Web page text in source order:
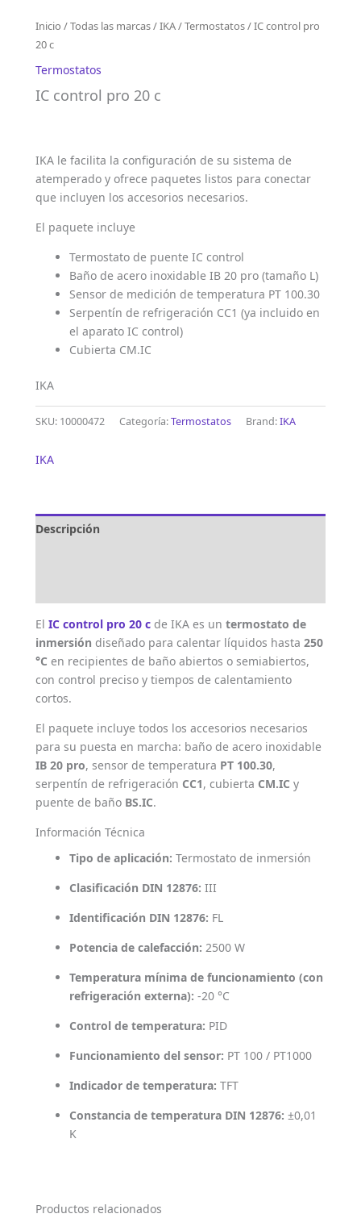
Inicio /Todas las marcas/IKA/Termostatos/ IC control pro
20 c
Termostatos
IC control pro 20 c
IKA le facilita la configuración de su sistema de
atemperado y ofrece paquetes listos para conectar
que incluyen los accesorios necesarios.
El paquete incluye
Termostato de puente IC control
Baño de acero inoxidable IB 20 pro (tamaño L)
Sensor de medición de temperatura PT 100.30
Serpentín de refrigeración CC1 (ya incluido en
el aparato IC control)
Cubierta CM.IC
IKA
SKU: 10000472 Categoría:Termostatos Brand:IKA
IKA
Descripción
El IC control pro 20 c de IKA es un termostato de
inmersión diseñado para calentar líquidos hasta 250
°C en recipientes de baño abiertos o semiabiertos,
con control preciso y tiempos de calentamiento
cortos.
El paquete incluye todos los accesorios necesarios
para su puesta en marcha: baño de acero inoxidable
IB 20 pro, sensor de temperatura PT 100.30,
serpentín de refrigeración CC1, cubierta CM.IC y
puente de baño BS.IC.
Información Técnica
Tipo de aplicación: Termostato de inmersión
Clasificación DIN 12876: III
Identificación DIN 12876: FL
Potencia de calefacción: 2500 W
Temperatura mínima de funcionamiento (con
refrigeración externa): -20 °C
Control de temperatura: PID
Funcionamiento del sensor: PT 100 / PT1000
Indicador de temperatura: TFT
Constancia de temperatura DIN 12876: ±0,01
K
Productos relacionados